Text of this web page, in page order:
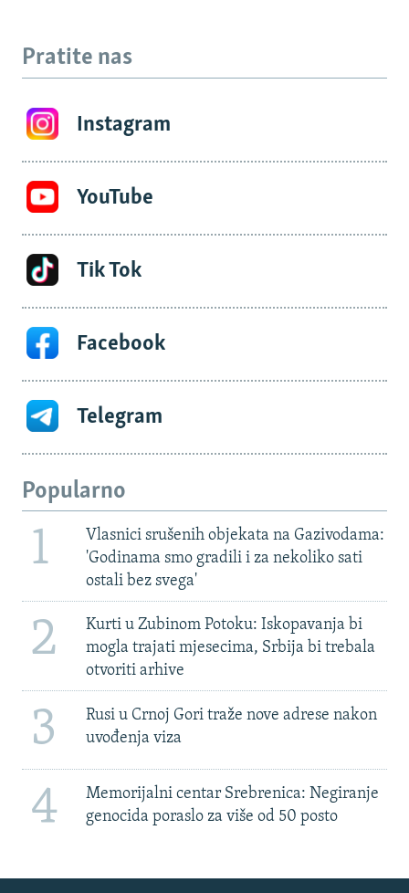
Pratite nas
Instagram
YouTube
Tik Tok
Facebook
Telegram
Popularno
1
Vlasnici srušenih objekata na Gazivodama:
'Godinama smo gradili i za nekoliko sati
ostali bez svega'
2
Kurti u Zubinom Potoku: Iskopavanja bi
mogla trajati mjesecima, Srbija bi trebala
otvoriti arhive
3
Rusi u Crnoj Gori traže nove adrese nakon
uvođenja viza
4
Memorijalni centar Srebrenica: Negiranje
genocida poraslo za više od 50 posto